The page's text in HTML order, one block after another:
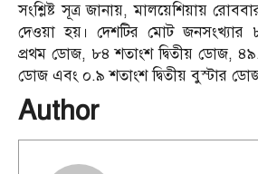
সংশ্লিষ্ট সূত্র জানায়, মালয়েশিয়ায়
দেওয়া হয়। দেশটির মোট জনসংখ্যার
প্রথম ডোজ, ৮৪ শতাংশ দ্বিতীয় ডোজ,
ডোজ এবং ০.৯ শতাংশ দ্বিতীয় বুস্টার ডোজ
Author